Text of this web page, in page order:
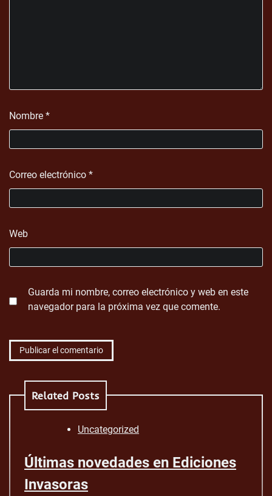
Nombre *
Correo electrónico *
Web
Guarda mi nombre, correo electrónico y web en este
navegador para la próxima vez que comente.
Related Posts
Uncategorized
Últimas novedades en Ediciones
Invasoras